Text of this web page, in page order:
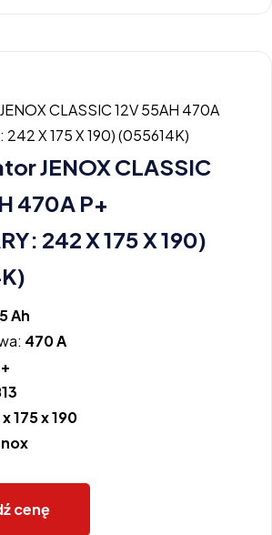
JENOX CLASSIC
470A P+
242 X 175 X 190)
Ah
470 A
175 x 190
cenę